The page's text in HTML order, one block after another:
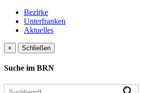
Bezirke
Unterfranken
Aktuelles
× Schließen
Suche im BRN